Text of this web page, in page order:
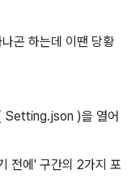
곤 하는데 이땐 당황
Setting.json )을 열어
전에' 구간의 2가지 포